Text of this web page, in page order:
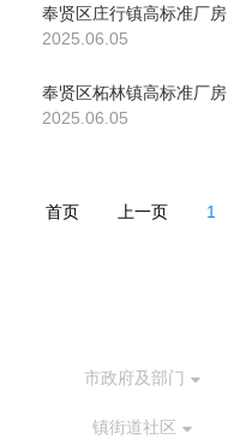
奉贤区庄行镇高标准厂房
2025.06.05
奉贤区柘林镇高标准厂房
2025.06.05
首页 上一页 1
市政府及部门
镇街道社区